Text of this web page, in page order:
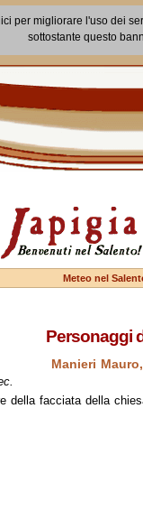
per migliorare l'uso dei
sottostante questo
Meteo nel
Personaggi
Manieri
della facciata della